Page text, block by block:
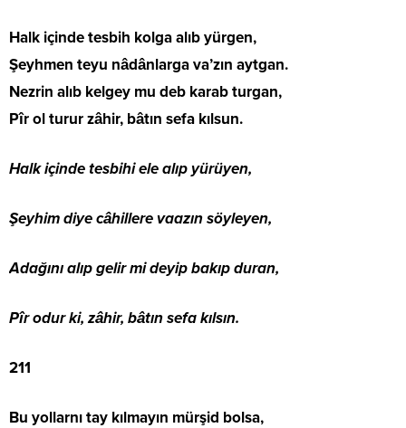
Halk içinde tesbih kolga alıb yürgen,
Şeyhmen teyu nâdânlarga va’zın aytgan.
Nezrin alıb kelgey mu deb karab turgan,
Pîr ol turur zâhir, bâtın sefa kılsun.
Halk içinde tesbihi ele alıp yürüyen,
Şeyhim diye câhillere vaazın söyleyen,
Adağını alıp gelir mi deyip bakıp duran,
Pîr odur ki, zâhir, bâtın sefa kılsın.
211
Bu yollarnı tay kılmayın mürşid bolsa,